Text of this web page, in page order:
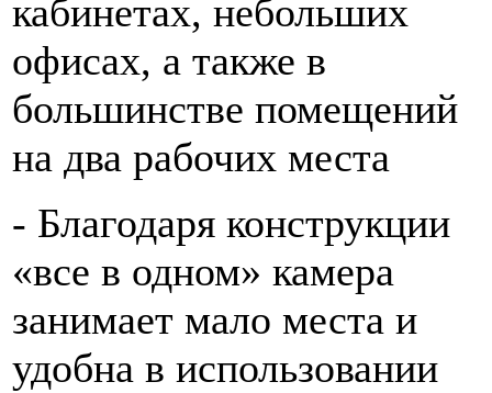
кабинетах, небольших
офисах, а также в
большинстве помещений
на два рабочих места
- Благодаря конструкции
«все в одном» камера
занимает мало места и
удобна в использовании